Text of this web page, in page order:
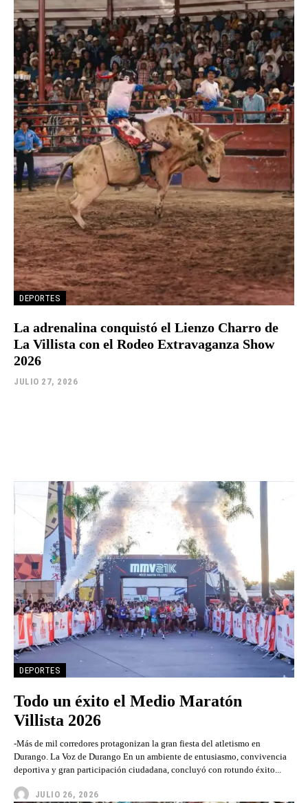
DEPORTES
La adrenalina conquistó el Lienzo Charro de
La Villista con el Rodeo Extravaganza Show
2026
JULIO 27, 2026
DEPORTES
Todo un éxito el Medio Maratón
Villista 2026
-Más de mil corredores protagonizan la gran fiesta del atletismo en
Durango. La Voz de Durango En un ambiente de entusiasmo, convivencia
deportiva y gran participación ciudadana, concluyó con rotundo éxito...
JULIO 26, 2026